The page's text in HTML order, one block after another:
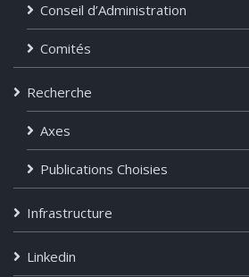
Conseil d’Administration
Comités
Recherche
Axes
Publications Choisies
Infrastructure
Linkedin